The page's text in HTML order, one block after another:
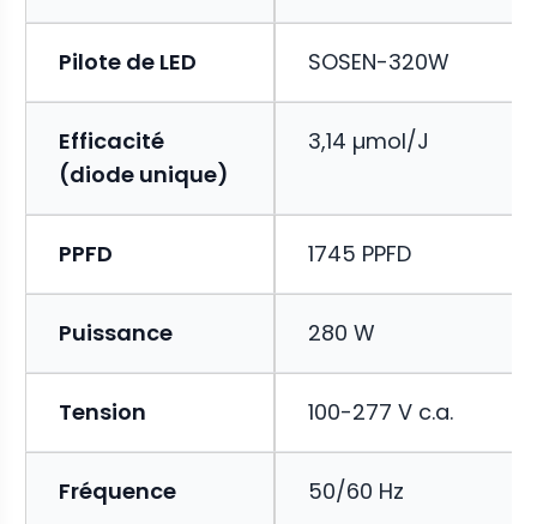
Pilote de LED SOSEN-320W
Efficacité
(diode unique)
3,14 µmol/J
PPFD 1745 PPFD
Puissance 280 W
Tension 100-277 V c.a.
Fréquence 50/60 Hz